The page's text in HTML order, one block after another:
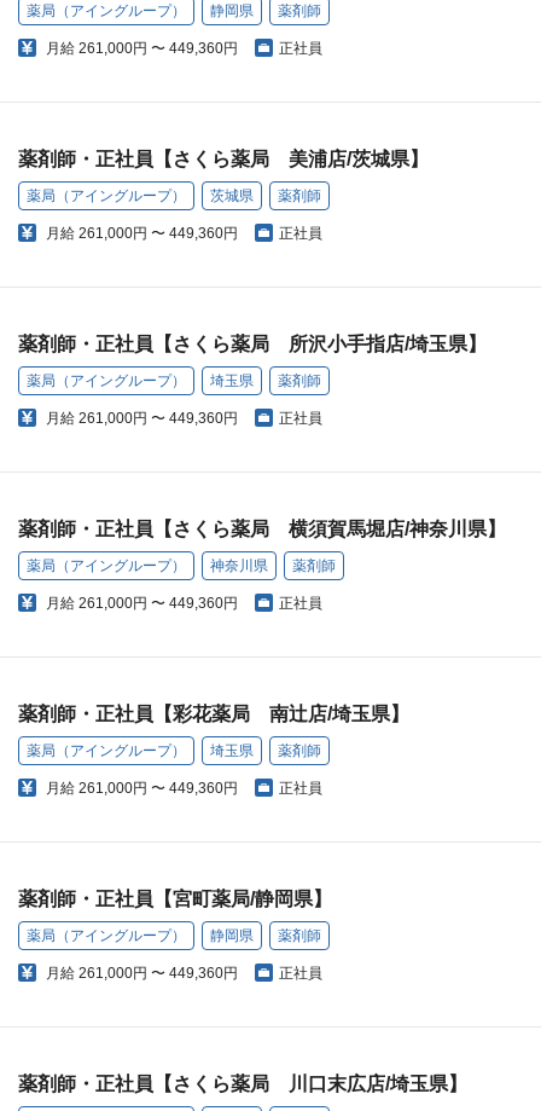
薬局（アイングループ） 静岡県 薬剤師
月給 261,000円 〜 449,360円 正社員
薬剤師・正社員【さくら薬局 美浦店/茨城県】
薬局（アイングループ） 茨城県 薬剤師
月給 261,000円 〜 449,360円 正社員
薬剤師・正社員【さくら薬局 所沢小手指店/埼玉県】
薬局（アイングループ） 埼玉県 薬剤師
月給 261,000円 〜 449,360円 正社員
薬剤師・正社員【さくら薬局 横須賀馬堀店/神奈川県】
薬局（アイングループ） 神奈川県 薬剤師
月給 261,000円 〜 449,360円 正社員
薬剤師・正社員【彩花薬局 南辻店/埼玉県】
薬局（アイングループ） 埼玉県 薬剤師
月給 261,000円 〜 449,360円 正社員
薬剤師・正社員【宮町薬局/静岡県】
薬局（アイングループ） 静岡県 薬剤師
月給 261,000円 〜 449,360円 正社員
薬剤師・正社員【さくら薬局 川口末広店/埼玉県】